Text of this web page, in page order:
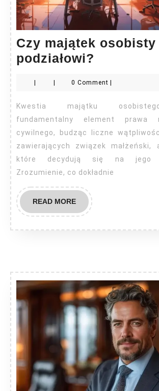
Czy majątek
podziałowi?
osobisty
podlega
| | 0 Comment |
Kwestia majątku osobistego stanowi
fundamentalny element prawa
cywilnego, budząc liczne
zawierających związek
które decydują się na jego
Zrozumienie, co dokładnie
READ MOREREAD
MORE